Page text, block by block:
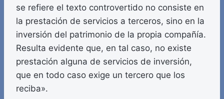
se refiere el texto controvertido no consiste en
la prestación de servicios a terceros, sino en la
inversión del patrimonio de la propia compañía.
Resulta evidente que, en tal caso, no existe
prestación alguna de servicios de inversión,
que en todo caso exige un tercero que los
reciba».